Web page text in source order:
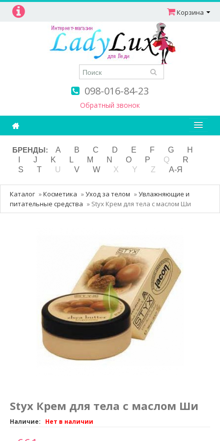
098-016-84-23
Обратный звонок
Корзина
Ароматерапия
Витамины
Детям и мамам
Косметика
БРЕНДЫ: A B C D E F G
H
J K L M N O P Q
R
S
T U V W X Y Z А-Я
Каталог »Косметика »Уход за телом »Увлажняющие и
питательные средства » Styx Крем для тела с маслом Ши
Styx Крем для тела с маслом Ши
Наличие: Нет в наличии